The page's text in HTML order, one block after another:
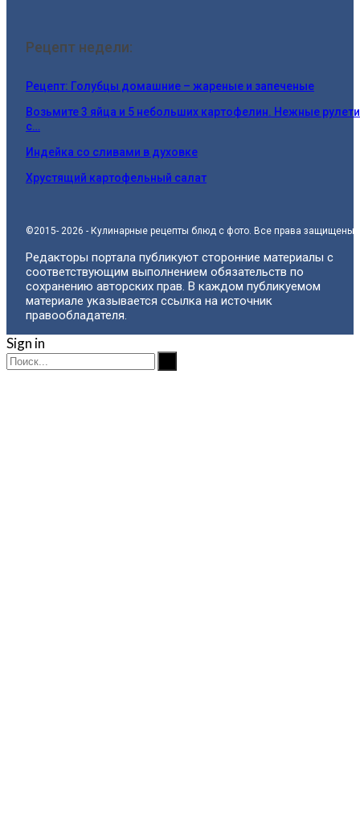
Рецепт недели:
Рецепт: Голубцы домашние – жареные и запеченые
Возьмите 3 яйца и 5 небольших картофелин. Нежные
с…
Индейка со сливами в духовке
Хрустящий картофельный салат
©2015- 2026 - Кулинарные рецепты блюд с фото. Все права защищены.
Редакторы портала публикуют сторонние материалы с
соответствующим выполнением обязательств по
сохранению авторских прав. В каждом публикуемом
материале указывается ссылка на источник
правообладателя.
Sign in